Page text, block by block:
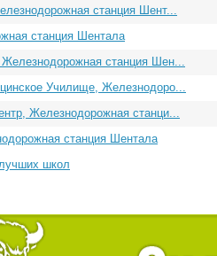
станция Шент...
станция Шентала
станция Шен...
Училище, Железнодоро...
Железнодорожная станци...
станция Шентала
школ